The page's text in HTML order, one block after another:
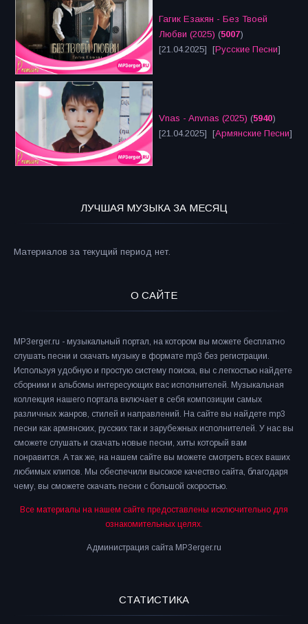
Гагик Езакян - Без Твоей
Любви (2025) (5007)
[21.04.2025] [Русские Песни]
Vnas - Anvnas (2025) (5940)
[21.04.2025] [Армянские Песни]
ЛУЧШАЯ МУЗЫКА ЗА МЕСЯЦ
Материалов за текущий период нет.
О САЙТЕ
MP3erger.ru - музыкальный портал, на котором вы можете бесплатно
слушать песни и скачать музыку в формате mp3 без регистрации.
Используя удобную и простую систему поиска, вы с легкостью найдете
сборники и альбомы интересующих вас исполнителей. Музыкальная
коллекция нашего портала включает в себя композиции самых
различных жанров, стилей и направлений. На сайте вы найдете mp3
песни как армянских, русских так и зарубежных исполнителей. У нас вы
сможете слушать и скачать новые песни, хиты который вам
понравится. А так же, на нашем сайте вы можете смотреть всех ваших
любимых клипов. Мы обеспечили высокое качество сайта, благодаря
чему, вы сможете скачать песни с большой скоростью.
Все материалы на нашем сайте предоставлены исключительно для
ознакомительных целях.
Администрация сайта MP3erger.ru
СТАТИСТИКА